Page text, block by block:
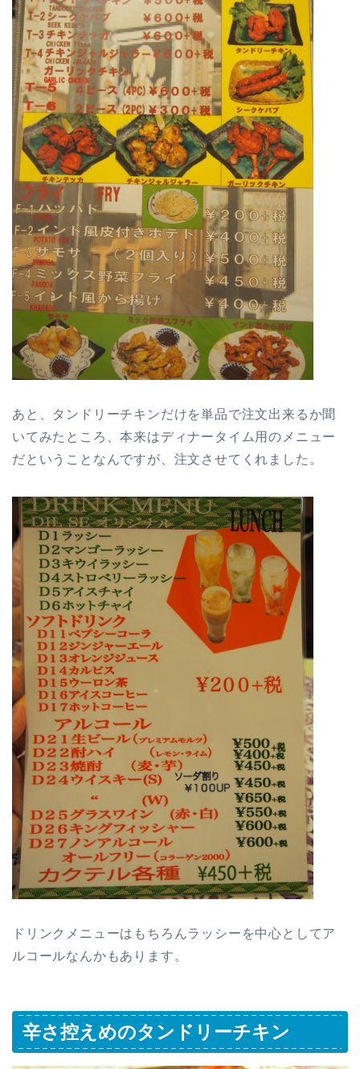
あと、タンドリーチキンだけを単品で注文出来るか聞
いてみたところ、本来はディナータイム用のメニュー
だということなんですが、注文させてくれました。
ドリンクメニューはもちろんラッシーを中心としてア
ルコールなんかもあります。
辛さ控えめのタンドリーチキン